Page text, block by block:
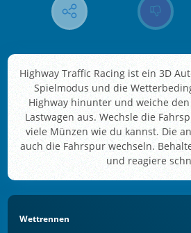
Highway Traffic Racing ist ein 3D
Spielmodus und die
Highway hinunter und weiche
Lastwagen aus. Wechsle die
viele Münzen wie du kannst. Die
auch die Fahrspur wechseln.
und reagiere
Wettrennen